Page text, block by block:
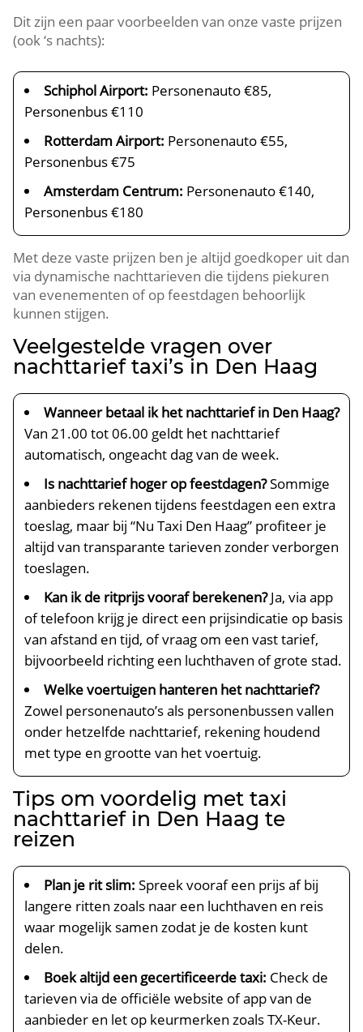
Dit zijn een paar voorbeelden van onze vaste prijzen
(ook ‘s nachts):
Schiphol Airport: Personenauto €85,
Personenbus €110
Rotterdam Airport: Personenauto €55,
Personenbus €75
Amsterdam Centrum: Personenauto €140,
Personenbus €180
Met deze vaste prijzen ben je altijd goedkoper uit dan
via dynamische nachttarieven die tijdens piekuren
van evenementen of op feestdagen behoorlijk
kunnen stijgen.
Veelgestelde vragen over
nachttarief taxi’s in Den Haag
Wanneer betaal ik het nachttarief in Den Haag?
Van 21.00 tot 06.00 geldt het nachttarief
automatisch, ongeacht dag van de week.
Is nachttarief hoger op feestdagen?Sommige
aanbieders rekenen tijdens feestdagen een extra
toeslag, maar bij “Nu Taxi Den Haag” profiteer je
altijd van transparante tarieven zonder verborgen
toeslagen.
Kan ik de ritprijs vooraf berekenen?Ja, via app
of telefoon krijg je direct een prijsindicatie op basis
van afstand en tijd, of vraag om een vast tarief,
bijvoorbeeld richting een luchthaven of grote stad.
Welke voertuigen hanteren het nachttarief?
Zowel personenauto’s als personenbussen vallen
onder hetzelfde nachttarief, rekening houdend
met type en grootte van het voertuig.
Tips om voordelig met taxi
nachttarief in Den Haag te
reizen
Plan je rit slim: Spreek vooraf een prijs af bij
langere ritten zoals naar een luchthaven en reis
waar mogelijk samen zodat je de kosten kunt
delen.
Boek altijd een gecertificeerde taxi: Check de
tarieven via de officiële website of app van de
aanbieder en let op keurmerken zoals TX-Keur.